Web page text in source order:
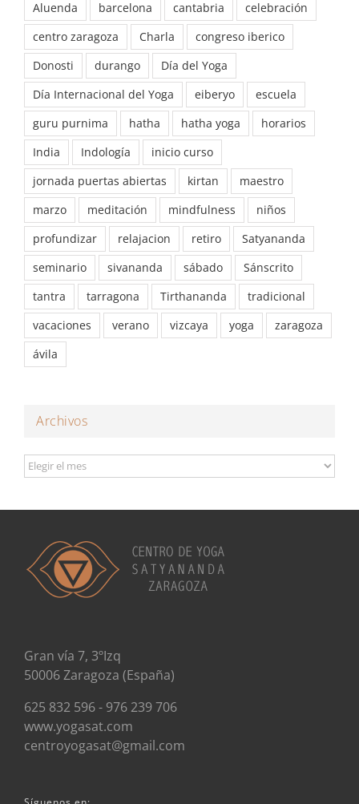
Aluenda barcelona cantabria
celebración
centro zaragoza
Charla
congreso iberico
Donosti
durango
Día del Yoga
Día Internacional del Yoga
eiberyo
escuela
guru purnima
hatha hatha yoga
horarios
India
Indología
inicio curso
jornada puertas abiertas
kirtan
maestro
marzo
meditación mindfulness
niños
profundizar
relajacion retiro
Satyananda
seminario
sivananda sábado
Sánscrito
tantra
tarragona Tirthananda
tradicional
vacaciones
verano vizcaya yoga
zaragoza
ávila
Archivos
Archivos
Gran vía 7, 3ºIzq
50006 Zaragoza (España)
625 832 596 - 976 239 706
www.yogasat.com
centroyogasat@gmail.com